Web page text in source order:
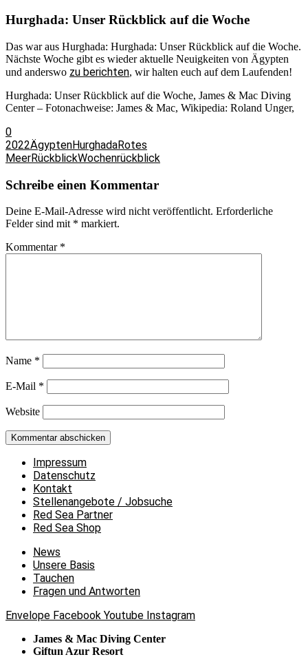
Hurghada: Unser Rückblick auf die Woche
Das war aus Hurghada: Hurghada: Unser Rückblick auf die Woche.
Nächste Woche gibt es wieder aktuelle Neuigkeiten von Ägypten
und anderswo zu berichten, wir halten euch auf dem Laufenden!
Hurghada: Unser Rückblick auf die Woche, James & Mac Diving
Center – Fotonachweise: James & Mac, Wikipedia: Roland Unger,
0
2022ÄgyptenHurghadaRotes
MeerRückblickWochenrückblick
Schreibe einen Kommentar
Deine E-Mail-Adresse wird nicht veröffentlicht. Erforderliche
Felder sind mit * markiert.
Kommentar *
Name *
E-Mail *
Website
Impressum
Datenschutz
Kontakt
Stellenangebote / Jobsuche
Red Sea Partner
Red Sea Shop
News
Unsere Basis
Tauchen
Fragen und Antworten
Envelope Facebook Youtube Instagram
James & Mac Diving Center
Giftun Azur Resort